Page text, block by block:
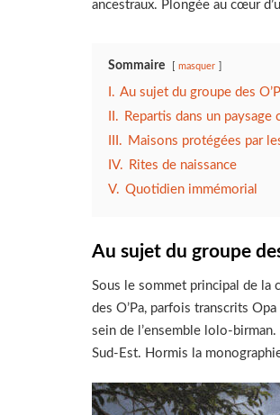
ancestraux. Plongée au cœur
Sommaire masquer
I. Au sujet du groupe des
II. Repartis dans un
III. Maisons protégées par
IV. Rites de naissance
V. Quotidien immémorial
Au sujet du groupe
Sous le sommet principal de la
des O’Pa, parfois transcrits
sein de l’ensemble lolo-
Sud-Est. Hormis la